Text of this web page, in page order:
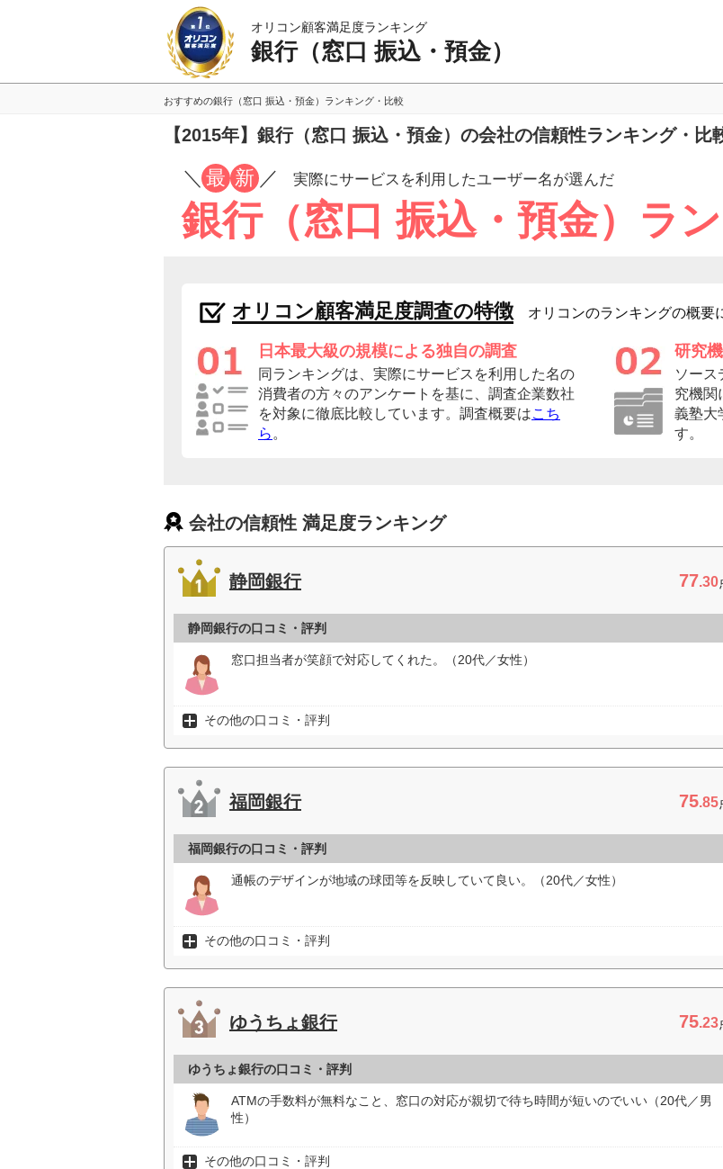
オリコン顧客満足度ランキング
銀行（窓口 振込・預金）
おすすめの銀行（窓口 振込・預金）ランキング・比較
【2015年】銀行（窓口 振込・預金）の会社の信頼性ランキング・比
／ 最 新 ／ 実際にサービスを利用したユーザー名が選んだ
銀行（窓口 振込・預金）ラ
オリコン顧客満足度調査の特徴 オリコンのランキングの概要
日本最大級の規模による独自の調査
同ランキングは、実際にサービスを利用した名の
消費者の方々のアンケートを基に、調査企業数社
を対象に徹底比較しています。調査概要はこち
ら 。
研究
ソース
究機関
義塾大
す。
会社の信頼性 満足度ランキング
静岡銀行 77.30
静岡銀行の口コミ・評判
窓口担当者が笑顔で対応してくれた。（20代／女性）
その他の口コミ・評判
福岡銀行 75.85
福岡銀行の口コミ・評判
通帳のデザインが地域の球団等を反映していて良い。（20代／女性）
その他の口コミ・評判
ゆうちょ銀行 75.23
ゆうちょ銀行の口コミ・評判
ATMの手数料が無料なこと、窓口の対応が親切で待ち時間が短いのでいい（20代／男
性）
その他の口コミ・評判